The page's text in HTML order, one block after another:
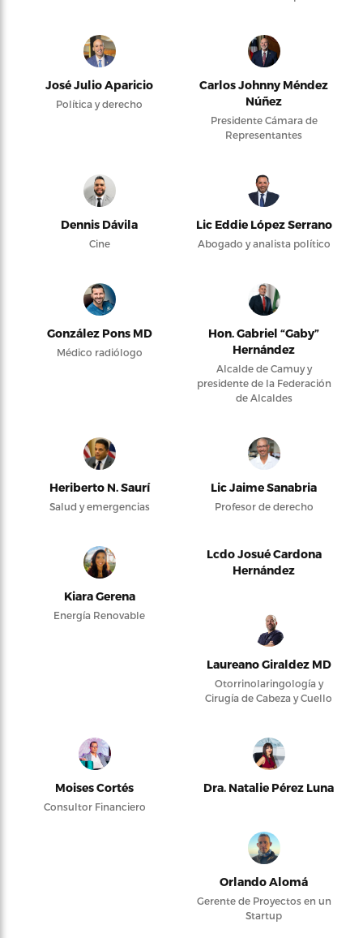
José Julio Aparicio
Política y derecho
Carlos Johnny Méndez
Núñez
Presidente Cámara de
Representantes
Dennis Dávila
Cine
Lic Eddie López Serrano
Abogado y analista político
González Pons MD
Médico radiólogo
Hon. Gabriel “Gaby”
Hernández
Alcalde de Camuy y
presidente de la Federación
de Alcaldes
Heriberto N. Saurí
Salud y emergencias
Lic Jaime Sanabria
Profesor de derecho
Kiara Gerena
Energía Renovable
Lcdo Josué Cardona
Hernández
Laureano Giraldez MD
Otorrinolaringología y
Cirugía de Cabeza y Cuello
Moises Cortés
Consultor Financiero
Dra. Natalie Pérez Luna
Orlando Alomá
Gerente de Proyectos en un
Startup